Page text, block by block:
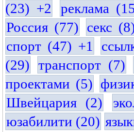
(23) +2
реклама
Россия (77) секс
спорт (47) +1
(29)
транспорт (7)
проектами (5)
Швейцария (2)
юзабилити (20)